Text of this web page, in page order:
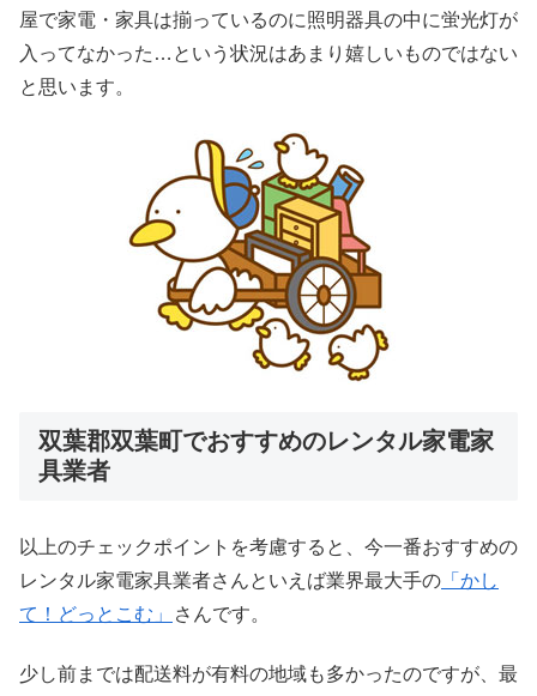
屋で家電・家具は揃っているのに照明器具の中に蛍光灯が
入ってなかった…という状況はあまり嬉しいものではない
と思います。
双葉郡双葉町でおすすめのレンタル家電家
具業者
以上のチェックポイントを考慮すると、今一番おすすめの
レンタル家電家具業者さんといえば業界最大手の 「かし
て！どっとこむ」
さんです。
少し前までは配送料が有料の地域も多かったのですが、最